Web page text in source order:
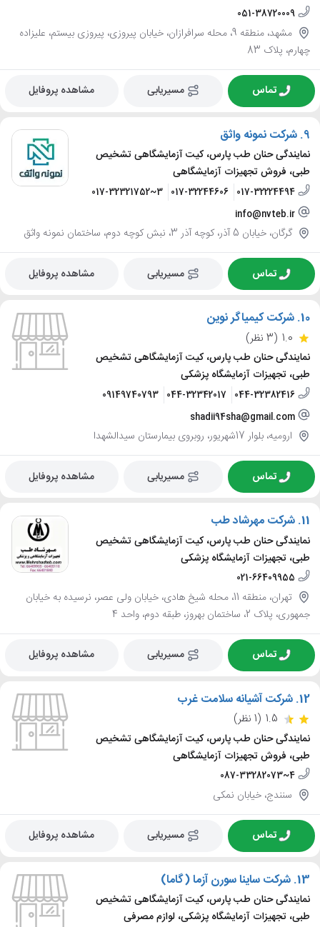
051-38720009
مشهد، منطقه 9، محله سرافرازان، خیابان پیروزی، پیروزی بیستم، علیزاده
چهارم، پلاک 83
تماس مسیریابی مشاهده پروفایل
9. شرکت نمونه واثق
نمایندگی حنان طب پارس، کیت آزمایشگاهی تشخیص
طبی، فروش تجهیزات آزمایشگاهی
017-32224494
017-32244606
017-32321752~3
info@nvteb.ir
گرگان، خیابان 5 آذر، کوچه آذر 3، نبش کوچه دوم، ساختمان نمونه واثق
تماس مسیریابی مشاهده پروفایل
10. شرکت کیمیاگر نوین
1.0 (3 نظر)
نمایندگی حنان طب پارس، کیت آزمایشگاهی تشخیص
طبی، تجهیزات آزمایشگاه پزشکی
044-32382416
044-32342017
09149740793
shadii94sha@gmail.com
ارومیه، بلوار 17شهریور، روبروی بیمارستان سیدالشهدا
تماس مسیریابی مشاهده پروفایل
11. شرکت مهرشاد طب
نمایندگی حنان طب پارس، کیت آزمایشگاهی تشخیص
طبی، تجهیزات آزمایشگاه پزشکی
021-66409955
تهران، منطقه 11، محله شیخ هادی، خیابان ولی عصر، نرسیده به خیابان
جمهوری، پلاک 2، ساختمان بهروز، طبقه دوم، واحد 4
تماس مسیریابی مشاهده پروفایل
12. شرکت آشیانه سلامت غرب
1.5 (1 نظر)
نمایندگی حنان طب پارس، کیت آزمایشگاهی تشخیص
طبی، فروش تجهیزات آزمایشگاهی
087-33282073~4
سنندج، خیابان نمکی
تماس مسیریابی مشاهده پروفایل
13. شرکت ساینا سورن آزما (گاما)
نمایندگی حنان طب پارس، کیت آزمایشگاهی تشخیص
طبی، تجهیزات آزمایشگاه پزشکی، لوازم مصرفی